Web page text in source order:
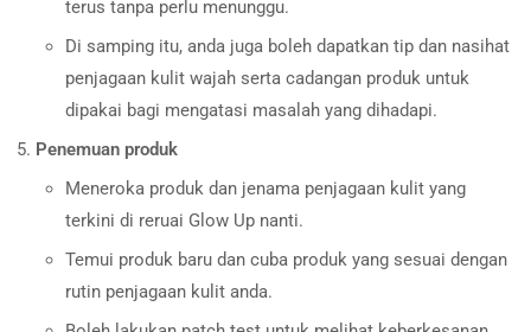
terus tanpa perlu menunggu.
Di samping itu, anda juga boleh dapatkan tip dan nasihat
penjagaan kulit wajah serta cadangan produk untuk
dipakai bagi mengatasi masalah yang dihadapi.
Penemuan produk
Meneroka produk dan jenama penjagaan kulit yang
terkini di reruai Glow Up nanti.
Temui produk baru dan cuba produk yang sesuai dengan
rutin penjagaan kulit anda.